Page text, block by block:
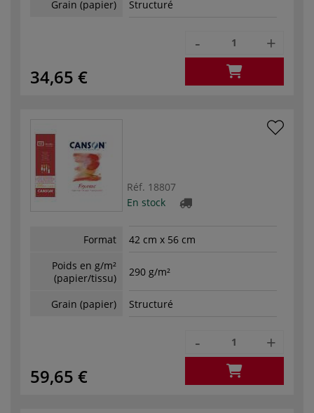
Grain (papier) Structuré
34,65 €
- +
Réf. 18807
En stock
Format
42 cm x 56 cm
Poids en g/m²
(papier/tissu)
290 g/m²
Grain (papier) Structuré
59,65 €
- +